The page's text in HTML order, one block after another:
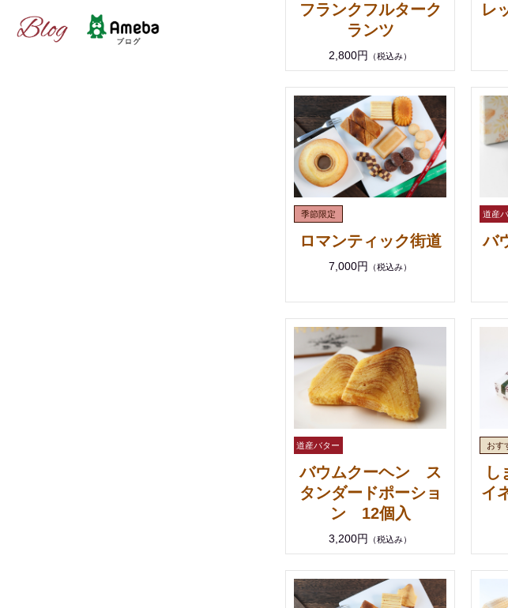
フランクフルターク
ランツ
2,800円 （税込み）
レ
ロマンティック街道
7,000円 （税込み）
バ
バウムクーヘン ス
タンダードポーショ
ン 12個入
3,200円 （税込み）
し
イ